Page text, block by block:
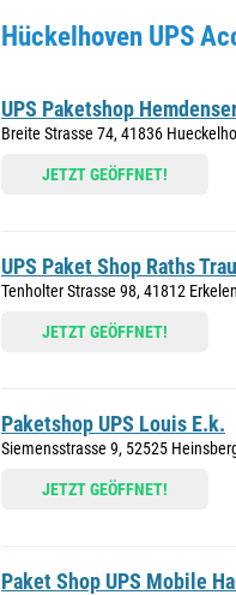
Hückelhoven UPS
UPS Paketshop
Breite Strasse 74, 41836
JETZT GEÖFFNET!
UPS Paket Shop Raths
Tenholter Strasse 98, 41812
JETZT GEÖFFNET!
Paketshop UPS Louis E.k.
Siemensstrasse 9, 52525
JETZT GEÖFFNET!
Paket Shop UPS Mobile